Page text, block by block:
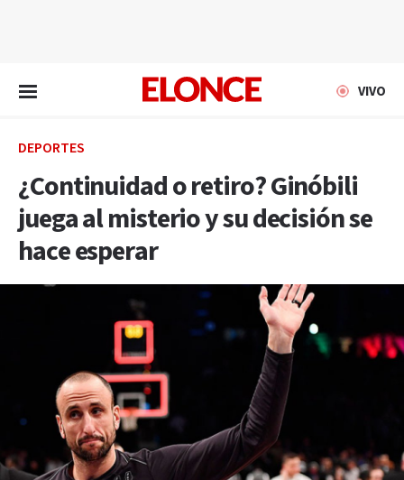
VIVO
DEPORTES
¿Continuidad o retiro? Ginóbili
juega al misterio y su decisión se
hace esperar